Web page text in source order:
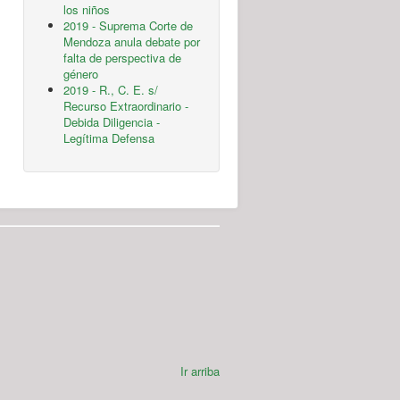
los niños
2019 - Suprema Corte de
Mendoza anula debate por
falta de perspectiva de
género
2019 - R., C. E. s/
Recurso Extraordinario -
Debida Diligencia -
Legítima Defensa
Ir arriba